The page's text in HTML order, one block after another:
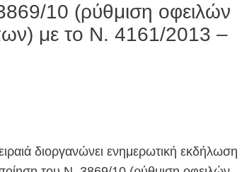
10 (ρύθμιση οφειλών
με το Ν. 4161/2013 –
διοργανώνει ενημερωτική εκδήλωση